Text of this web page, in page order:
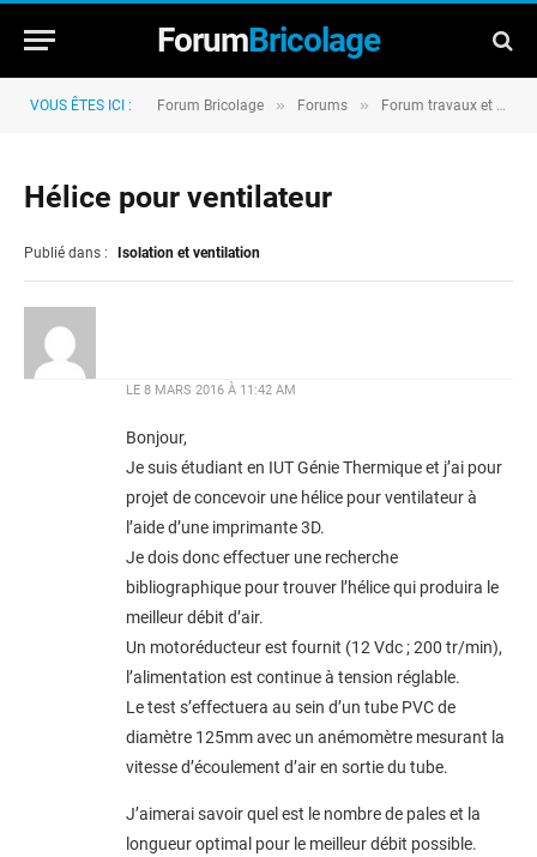
ForumBricolage
VOUS ÊTES ICI : Forum Bricolage » Forums » Forum travaux et rénovation
Hélice pour ventilateur
Publié dans : Isolation et ventilation
LE 8 MARS 2016 À 11:42 AM
Bonjour,
Je suis étudiant en IUT Génie Thermique et j’ai pour
projet de concevoir une hélice pour ventilateur à
l’aide d’une imprimante 3D.
Je dois donc effectuer une recherche
bibliographique pour trouver l’hélice qui produira le
meilleur débit d’air.
Un motoréducteur est fournit (12 Vdc ; 200 tr/min),
l’alimentation est continue à tension réglable.
Le test s’effectuera au sein d’un tube PVC de
diamètre 125mm avec un anémomètre mesurant la
vitesse d’écoulement d’air en sortie du tube.
J’aimerai savoir quel est le nombre de pales et la
longueur optimal pour le meilleur débit possible.